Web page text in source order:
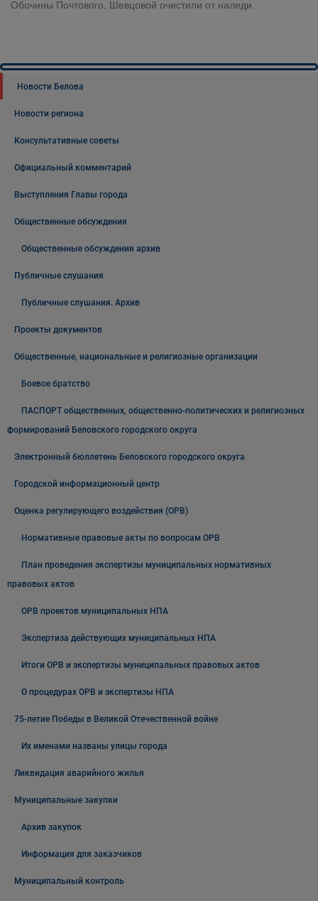
Обочины Почтового, Шевцовой очистили от наледи.
Новости Белова
Новости региона
Консультативные советы
Официальный комментарий
Выступления Главы города
Общественные обсуждения
Общественные обсуждения архив
Публичные слушания
Публичные слушания. Архив
Проекты документов
Общественные, национальные и религиозные организации
Боевое братство
ПАСПОРТ общественных, общественно-политических и религиозных
формирований Беловского городского округа
Электронный бюллетень Беловского городского округа
Городской информационный центр
Оценка регулирующего воздействия (ОРВ)
Нормативные правовые акты по вопросам ОРВ
План проведения экспертизы муниципальных нормативных
правовых актов
ОРВ проектов муниципальных НПА
Экспертиза действующих муниципальных НПА
Итоги ОРВ и экспертизы муниципальных правовых актов
О процедурах ОРВ и экспертизы НПА
75-летие Победы в Великой Отечественной войне
Их именами названы улицы города
Ликвидация аварийного жилья
Муниципальные закупки
Архив закупок
Информация для заказчиков
Муниципальный контроль